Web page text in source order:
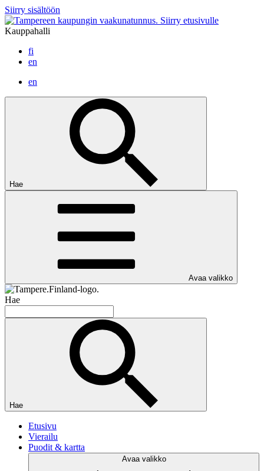
Siirry sisältöön
Siirry etusivulle
Kauppahalli
fi
en
en
Hae
Avaa valikko
Hae
Hae
Etusivu
Vierailu
Puodit & kartta
Avaa valikko